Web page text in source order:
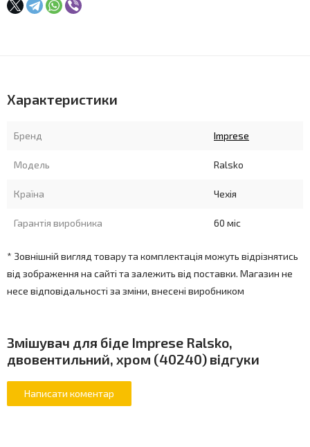
Характеристики
Бренд Imprese
Модель Ralsko
Країна Чехія
Гарантія виробника 60 міс
* Зовнішній вигляд товару та комплектація можуть відрізнятись
від зображення на сайті та залежить від поставки. Магазин не
несе відповідальності за зміни, внесені виробником
Змішувач для біде Imprese Ralsko,
двовентильний, хром (40240) відгуки